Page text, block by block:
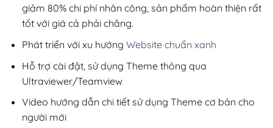
giảm 80% chi phí nhân công, sản phẩm hoàn thiện rất
tốt với giá cả phải chăng.
Phát triển với xu hướng Website chuẩn xanh
Hỗ trợ cài đặt, sử dụng Theme thông qua
Ultraviewer/Teamview
Video hướng dẫn chi tiết sử dụng Theme cơ bản cho
người mới